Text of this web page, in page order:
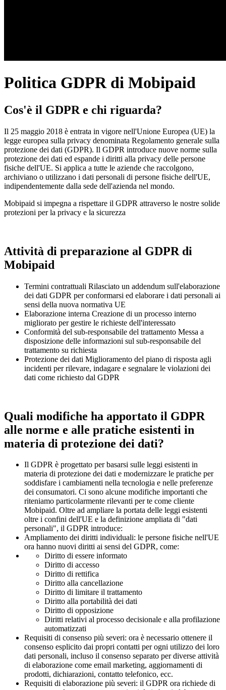
Politica GDPR di Mobipaid
Cos'è il GDPR e chi riguarda?
Il 25 maggio 2018 è entrata in vigore nell'Unione Europea (UE) la
legge europea sulla privacy denominata Regolamento generale sulla
protezione dei dati (GDPR). Il GDPR introduce nuove norme sulla
protezione dei dati ed espande i diritti alla privacy delle persone
fisiche dell'UE. Si applica a tutte le aziende che raccolgono,
archiviano o utilizzano i dati personali di persone fisiche dell'UE,
indipendentemente dalla sede dell'azienda nel mondo.
Mobipaid si impegna a rispettare il GDPR attraverso le nostre solide
protezioni per la privacy e la sicurezza
Attività di preparazione al GDPR di
Mobipaid
Termini contrattuali Rilasciato un addendum sull'elaborazione
dei dati GDPR per conformarsi ed elaborare i dati personali ai
sensi della nuova normativa UE
Elaborazione interna Creazione di un processo interno
migliorato per gestire le richieste dell'interessato
Conformità del sub-responsabile del trattamento Messa a
disposizione delle informazioni sul sub-responsabile del
trattamento su richiesta
Protezione dei dati Miglioramento del piano di risposta agli
incidenti per rilevare, indagare e segnalare le violazioni dei
dati come richiesto dal GDPR
Quali modifiche ha apportato il GDPR
alle norme e alle pratiche esistenti in
materia di protezione dei dati?
Il GDPR è progettato per basarsi sulle leggi esistenti in
materia di protezione dei dati e modernizzare le pratiche per
soddisfare i cambiamenti nella tecnologia e nelle preferenze
dei consumatori. Ci sono alcune modifiche importanti che
riteniamo particolarmente rilevanti per te come cliente
Mobipaid. Oltre ad ampliare la portata delle leggi esistenti
oltre i confini dell'UE e la definizione ampliata di "dati
personali", il GDPR introduce:
Ampliamento dei diritti individuali: le persone fisiche nell'UE
ora hanno nuovi diritti ai sensi del GDPR, come:
Diritto di essere informato
Diritto di accesso
Diritto di rettifica
Diritto alla cancellazione
Diritto di limitare il trattamento
Diritto alla portabilità dei dati
Diritto di opposizione
Diritti relativi al processo decisionale e alla profilazione
automatizzati
Requisiti di consenso più severi: ora è necessario ottenere il
consenso esplicito dai propri contatti per ogni utilizzo dei loro
dati personali, incluso il consenso separato per diverse attività
di elaborazione come email marketing, aggiornamenti di
prodotti, dichiarazioni, contatto telefonico, ecc.
Requisiti di elaborazione più severi: il GDPR ora richiede di